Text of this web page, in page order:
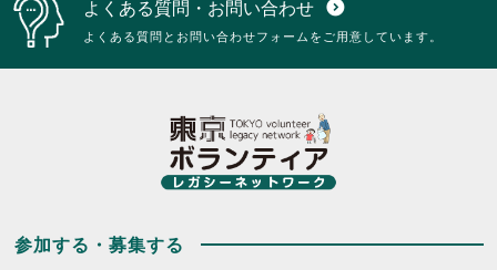
よくある質問・お問い合わせ expand_circle_down
よくある質問とお問い合わせフォームをご用意しています。
参加する・募集する